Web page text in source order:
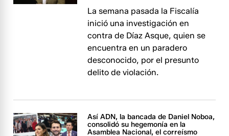
La semana pasada la Fiscalía
inició una investigación en
contra de Díaz Asque, quien se
encuentra en un paradero
desconocido, por el presunto
delito de violación.
Así ADN, la bancada de Daniel Noboa,
consolidó su hegemonía en la
Asamblea Nacional, el correísmo